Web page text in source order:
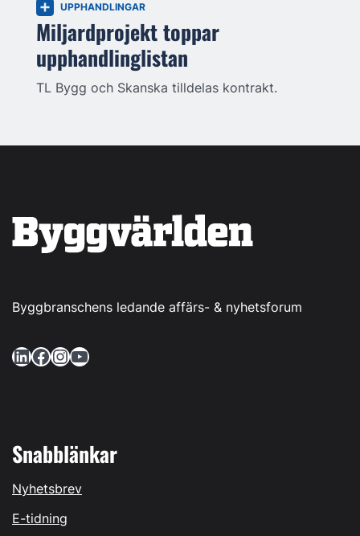
UPPHANDLINGAR
Miljardprojekt toppar
upphandlinglistan
TL Bygg och Skanska tilldelas kontrakt.
Byggbranschens ledande affärs- & nyhetsforum
LinkedIn Facebook InstagramYouTube
Snabblänkar
Nyhetsbrev
E-tidning